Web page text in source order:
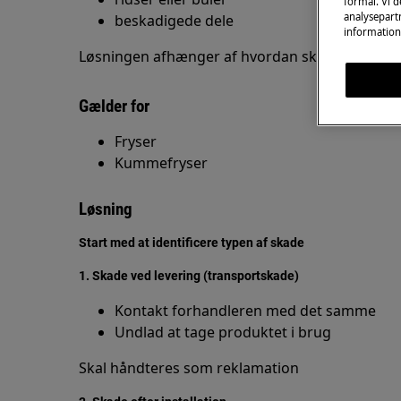
beskadigede dele
Løsningen afhænger af hvordan skaden er
Gælder for
Fryser
Kummefryser
Løsning
Start med at identificere typen af skade
1. Skade ved levering (transportskade)
Kontakt forhandleren med det samme
Undlad at tage produktet i brug
Skal håndteres som reklamation
information